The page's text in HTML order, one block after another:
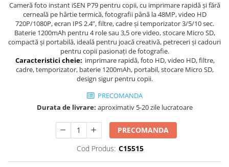
Cameră foto instant iSEN P79 pentru copii, cu imprimare rapidă și fără
cerneală pe hârtie termică, fotografii până la 48MP, video HD
720P/1080P, ecran IPS 2.4”, filtre, cadre și temporizator 3/5/10 sec.
Baterie 1200mAh pentru 4 role sau 3,5 ore video, stocare Micro SD,
compactă și portabilă, ideală pentru joacă creativă, petreceri și cadouri
pentru copii pasionați de fotografie.
Caracteristici cheie: imprimare rapidă, foto HD, video HD, filtre,
cadre, temporizator, baterie 1200mAh, portabil, stocare Micro SD,
design sigur pentru copii.
PRECOMANDA
Durata de livrare: aproximativ 5-20 zile lucratoare
PRECOMANDA
Cod Produs: C15515